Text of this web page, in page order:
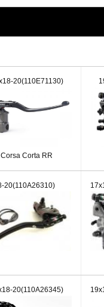
20(110E71130)
Corsa Corta RR
20(110A26310)
20(110A26345)